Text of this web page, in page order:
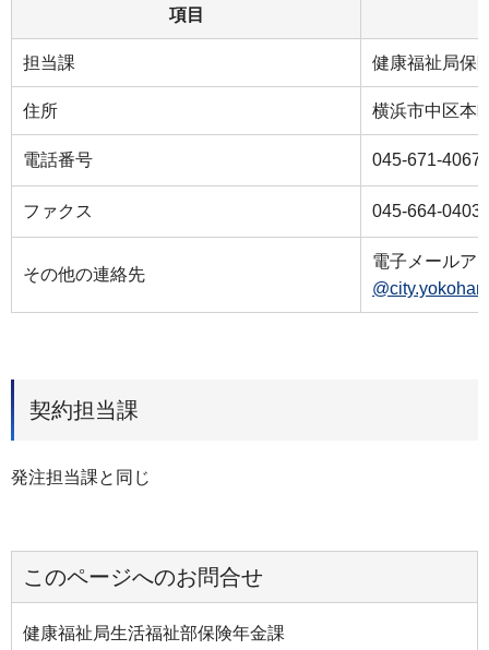
項目
担当課 健康福祉局保
住所 横浜市中区本
電話番号 045-671-4067
ファクス 045-664-0403
その他の連絡先
電子メールア
契約担当課
発注担当課と同じ
このページへのお問合せ
健康福祉局生活福祉部保険年金課